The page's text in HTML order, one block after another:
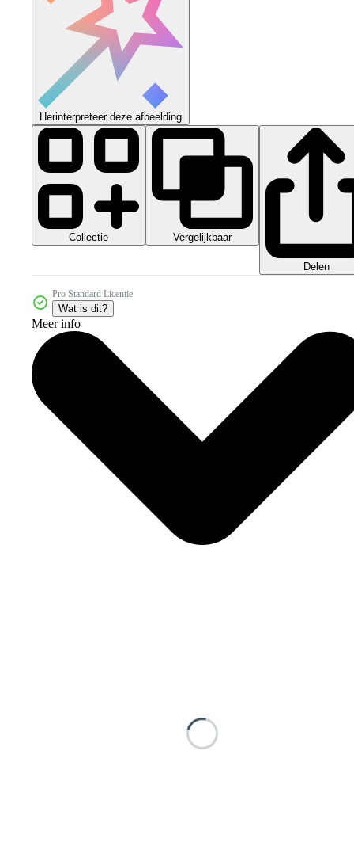
Herinterpreteer deze afbeelding
Collectie Vergelijkbaar
Delen
Pro Standard Licentie
Wat is dit?
Meer info